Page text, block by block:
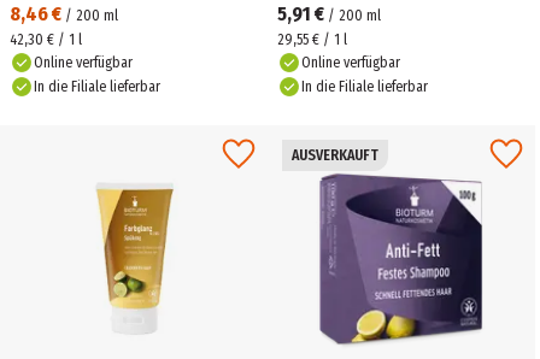
8,46 € / 200 ml
42,30 € / 1 l
Online verfügbar
In die Filiale lieferbar
5,91 € / 200 ml
29,55 € / 1 l
Online verfügbar
In die Filiale lieferbar
AUSVERKAUFT